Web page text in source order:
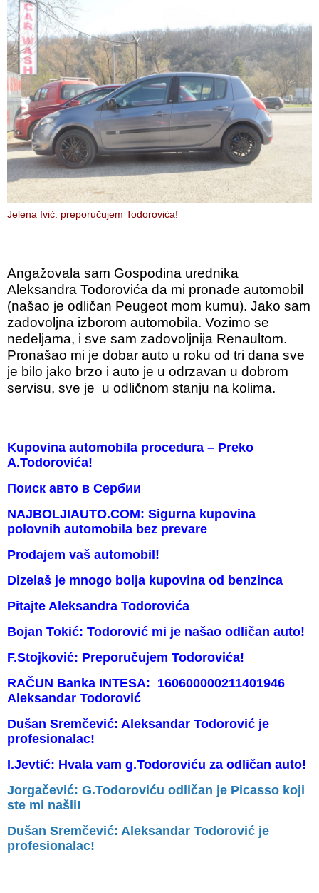
Jelena Ivić: preporučujem Todorovića!
Angažovala sam Gospodina urednika
Aleksandra Todorovića da mi pronađe automobil
(našao je odličan Peugeot mom kumu). Jako sam
zadovoljna izborom automobila. Vozimo se
nedeljama, i sve sam zadovoljnija Renaultom.
Pronašao mi je dobar auto u roku od tri dana sve
je bilo jako brzo i auto je u odrzavan u dobrom
servisu, sve je u odličnom stanju na kolima.
Kupovina automobila procedura – Preko
A.Todorovića!
Поиск авто в Сербии
NAJBOLJIAUTO.COM: Sigurna kupovina
polovnih automobila bez prevare
Prodajem vaš automobil!
Dizelaš je mnogo bolja kupovina od benzinca
Pitajte Aleksandra Todorovića
Bojan Tokić: Todorović mi je našao odličan auto!
F.Stojković: Preporučujem Todorovića!
RAČUN Banka INTESA: 160600000211401946
Aleksandar Todorović
Dušan Sremčević: Aleksandar Todorović je
profesionalac!
I.Jevtić: Hvala vam g.Todoroviću za odličan auto!
Jorgačević: G.Todoroviću odličan je Picasso koji
ste mi našli!
Dušan Sremčević: Aleksandar Todorović je
profesionalac!